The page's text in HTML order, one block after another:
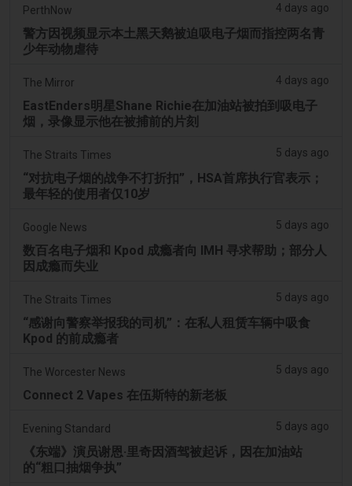
PerthNow 4 days ago
警方因视频显示本土黑天鹅被迫吸电子烟而指控两名青
少年动物虐待
The Mirror 4 days ago
EastEnders明星Shane Richie在加油站被拍到吸电子
烟，录像显示他在被捕前的片刻
The Straits Times 5 days ago
“对抗电子烟的战争不打折扣”，HSA首席执行官表示；
最年轻的使用者仅10岁
Google News 5 days ago
数百名电子烟和 Kpod 成瘾者向 IMH 寻求帮助；部分人
因成瘾而失业
The Straits Times 5 days ago
“感谢向警察举报我的司机”：在私人租赁车辆中吸食
Kpod 的前成瘾者
The Worcester News 5 days ago
Connect 2 Vapes 在伍斯特的新老板
Evening Standard 5 days ago
《东端》演员谢恩·里奇因酒驾被起诉，因在加油站
的“粗口抽烟争执”